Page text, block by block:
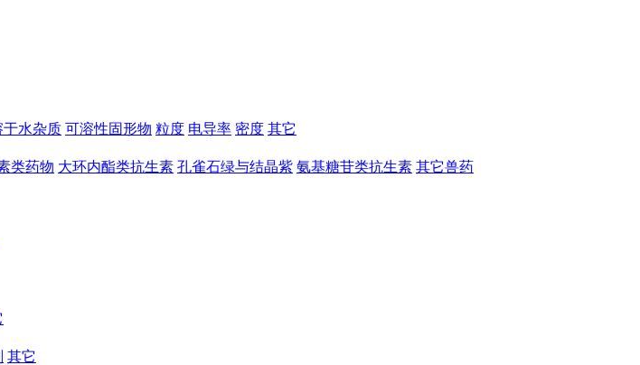
于水杂质 可溶性固形物 粒度 电导率 密度 其它
类药物 大环内酯类抗生素 孔雀石绿与结晶紫 氨基糖苷类抗生素 其它兽药
其它